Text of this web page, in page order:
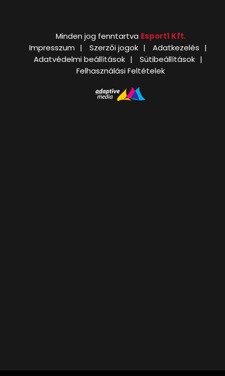
Minden jog fenntartva Esport1 Kft.
Impresszum
Szerzői jogok
Adatkezelés
Adatvédelmi beállítások
Sütibeállítások
Felhasználási Feltételek